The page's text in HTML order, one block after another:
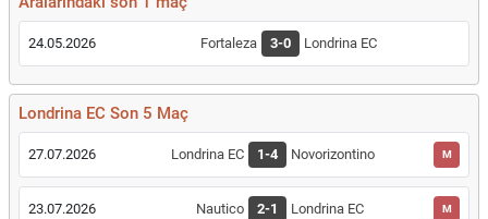
24.05.2026 Fortaleza 3-0 Londrina EC
Londrina EC Son 5 Maç
27.07.2026 Londrina EC 1-4 Novorizontino M
23.07.2026 Nautico 2-1 Londrina EC M